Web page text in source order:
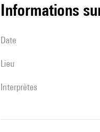
informations
date
lieu
interprètes